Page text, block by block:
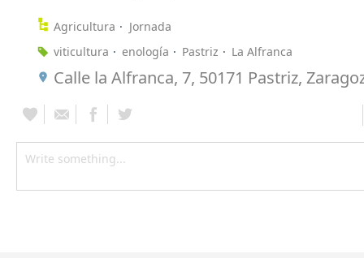
Agricultura
Jornada
viticultura
enología Pastriz La Alfranca
Calle la Alfranca, 7, 50171 Pastriz,